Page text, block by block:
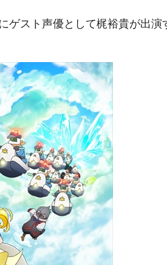
ゲスト声優として梶裕貴が出演